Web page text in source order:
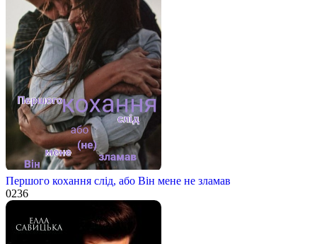
Першого кохання слід, або Він мене не зламав
0236